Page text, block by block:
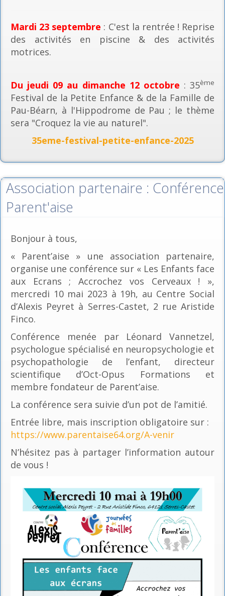
Mardi 23 septembre : C'est la rentrée ! Reprise
des activités en piscine & des activités
motrices.
Du jeudi 09 au dimanche 12 octobre : 35ème
Festival de la Petite Enfance & de la Famille de
Pau-Béarn, à l'Hippodrome de Pau ; le thème
sera "Croquez la vie au naturel".
35eme-festival-petite-enfance-2025
Association partenaire : Conférence
Parent'aise
Bonjour à tous,
« Parent’aise » une association partenaire,
organise une conférence sur « Les Enfants face
aux Ecrans ; Accrochez vos Cerveaux ! »,
mercredi 10 mai 2023 à 19h, au Centre Social
d’Alexis Peyret à Serres-Castet, 2 rue Aristide
Finco.
Conférence menée par Léonard Vannetzel,
psychologue spécialisé en neuropsychologie et
psychopathologie de l’enfant, directeur
scientifique d’Oct-Opus Formations et
membre fondateur de Parent’aise.
La conférence sera suivie d’un pot de l’amitié.
Entrée libre, mais inscription obligatoire sur :
https://www.parentaise64.org/A-venir
N’hésitez pas à partager l’information autour
de vous !